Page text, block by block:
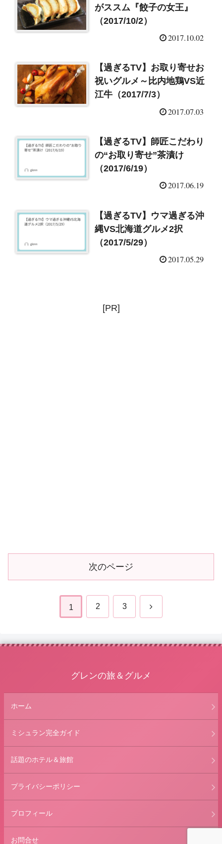
がススム『餃子の女王』
（2017/10/2）
2017.10.02
【過ぎるTV】お取り寄せお
祝いグルメ～比内地鶏VS近
江牛（2017/7/3）
2017.07.03
【過ぎるTV】師匠こだわり
の“お取り寄せ”茶漬け
（2017/6/19）
2017.06.19
【過ぎるTV】ウマ過ぎる沖
縄VS北海道グルメ2択
（2017/5/29）
2017.05.29
[PR]
次のページ
1 2 3 次
グレンの旅＆グルメ
ホーム
ミシュラン完全ガイド
話題のホテル＆旅館
プライバシーポリシー
プロフィール
お問合せ